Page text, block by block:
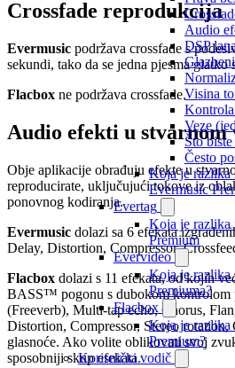
Audio
DSP
Visina
Veze
Što
Često
Koja je razlika
Evermusic
Evertag
Koja je razlika
Premium
Evervideo
Koja je razlika
Premiuma?
Flacbox
Koja je razlika
Premium?
Korisnički vodič
Crossfade reprodukcija
Evermusic podržava crossfade s
sekundi, tako da se jedna pjesma glatko
Flacbox ne podržava crossfade.
Audio efekti u stvarnom
Obje aplikacije obrađuju efekte u
reproducirate, uključujući tokove iz
ponovnog kodiranja.
Evermusic dolazi sa 6 efekata
Delay, Distortion, Compressor,
Flacbox dolazi s 11 efekata, od kojih
BASS™ pogonu s dubokom kontrolom
(Freeverb), Multi-tap echo, Chorus,
Distortion, Compressor, Stereo
glasnoće. Ako volite oblikovati svoj
sposobniji skup efekata.